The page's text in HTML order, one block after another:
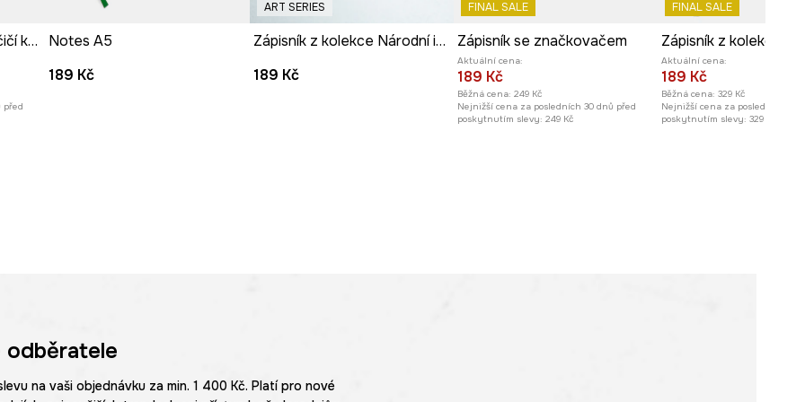
důležité záznamy.
Spirálový zápisník z Kočičí kolekce
před
Notes A5
189 Kč
ART SERIES
Zápisník z kolekce Národní institut Fryderyka Chopina x Medicine
189 Kč
FINAL SALE
Zápisník se značkovačem
Aktuální cena:
189 Kč
Běžná cena: 249 Kč
Nejnižší cena za posledních 30 dnů před
poskytnutím slevy: 249 Kč
FINAL SALE
Aktuální cena:
189 Kč
Běžná cena: 329 Kč
Nejnižší cena za posledních 30
poskytnutím slevy: 329 Kč
odběratele
na vaši objednávku za min. 1 400 Kč. Platí pro nové